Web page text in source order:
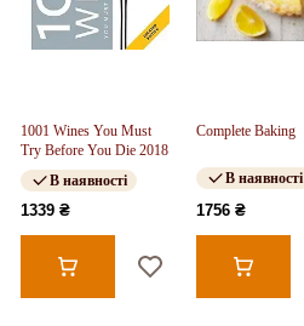
1001 Wines You Must
Try Before You Die 2018
В наявності
1339 ₴
Complete Baking
В наявності
1756 ₴